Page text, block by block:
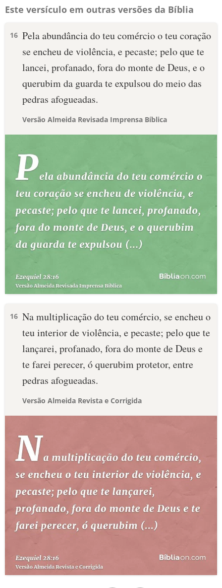
Este versículo em outras versões da Bíblia
16 Pela abundância do teu comércio o teu coração
se encheu de violência, e pecaste; pelo que te
lancei, profanado, fora do monte de Deus, e o
querubim da guarda te expulsou do meio das
pedras afogueadas.
Versão Almeida Revisada Imprensa Bíblica
16 Na multiplicação do teu comércio, se encheu o
teu interior de violência, e pecaste; pelo que te
lançarei, profanado, fora do monte de Deus e
te farei perecer, ó querubim protetor, entre
pedras afogueadas.
Versão Almeida Revista e Corrigida